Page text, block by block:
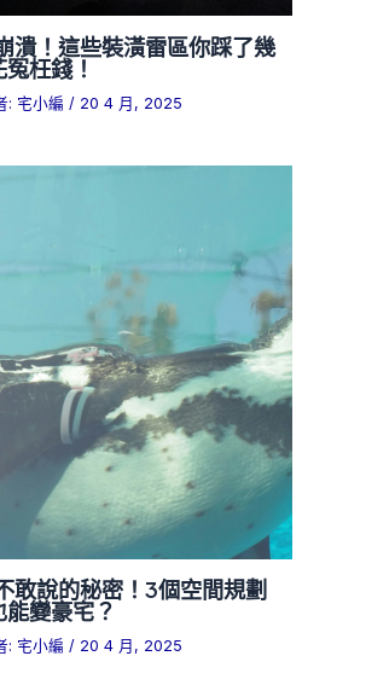
潰！這些裝潢雷區你踩了幾
枉錢！
: 宅小編/ 20 4 月, 2025
敢說的秘密！3個空間規劃
變豪宅？
: 宅小編/ 20 4 月, 2025